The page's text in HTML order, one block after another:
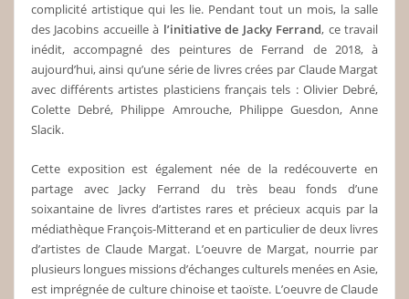
complicité artistique qui les lie. Pendant tout un mois, la salle
des Jacobins accueille à l’initiative de Jacky Ferrand, ce travail
inédit, accompagné des peintures de Ferrand de 2018, à
aujourd’hui, ainsi qu’une série de livres crées par Claude Margat
avec différents artistes plasticiens français tels : Olivier Debré,
Colette Debré, Philippe Amrouche, Philippe Guesdon, Anne
Slacik.
Cette exposition est également née de la redécouverte en
partage avec Jacky Ferrand du très beau fonds d’une
soixantaine de livres d’artistes rares et précieux acquis par la
médiathèque François-Mitterand et en particulier de deux livres
d’artistes de Claude Margat. L’oeuvre de Margat, nourrie par
plusieurs longues missions d’échanges culturels menées en Asie,
est imprégnée de culture chinoise et taoïste. L’oeuvre de Claude